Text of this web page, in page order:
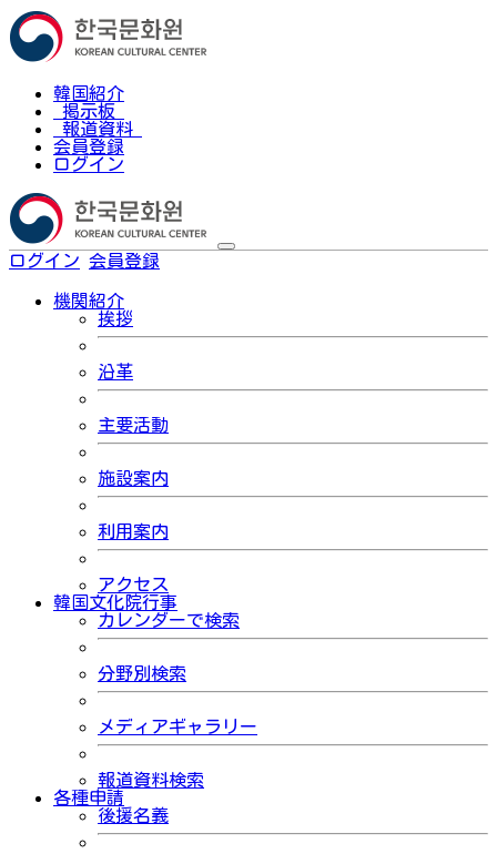
韓国紹介
掲示板
報道資料
会員登録
ログイン
ログイン 会員登録
機関紹介
挨拶
沿革
主要活動
施設案内
利用案内
アクセス
韓国文化院行事
カレンダーで検索
分野別検索
メディアギャラリー
報道資料検索
各種申請
後援名義